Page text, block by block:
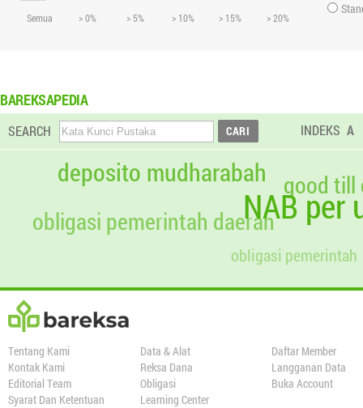
Semua > 0% > 5% > 10% > 15% > 20%
BAREKSAPEDIA
SEARCH INDEKS A
NAB per
deposito mudharabah
obligasi pemerintah
obligasi pemerintah daerah
good till
Tentang Kami
Kontak Kami
Editorial Team
Syarat Dan Ketentuan
Data & Alat
Reksa Dana
Obligasi
Learning Center
Daftar Member
Langganan Data
Buka Account